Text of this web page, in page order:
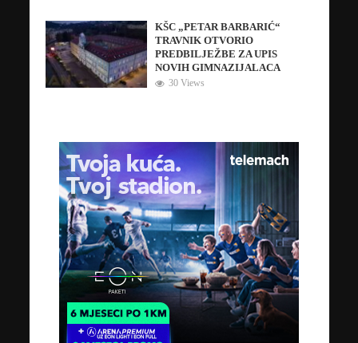
KŠC „PETAR BARBARIĆ“
TRAVNIK OTVORIO
PREDBILJEŽBE ZA UPIS
NOVIH GIMNAZIJALACA
30 Views